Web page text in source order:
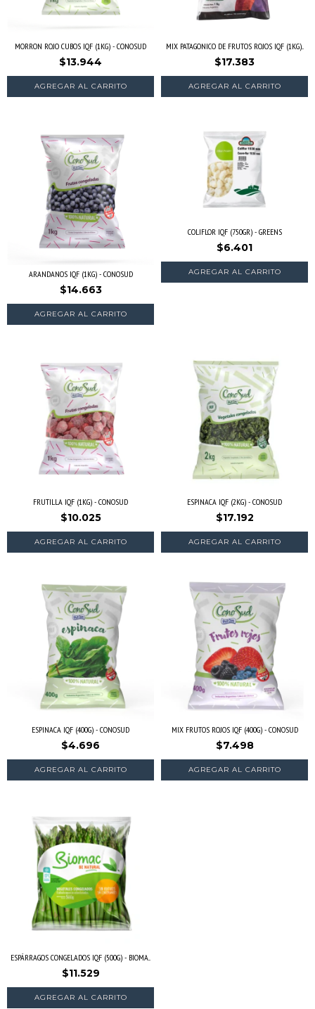
MORRON ROJO CUBOS IQF (1KG) - CONOSUD
$13.944
AGREGAR AL CARRITO
MIX PATAGONICO DE FRUTOS ROJOS IQF (1KG)...
$17.383
ARANDANOS IQF (1KG) - CONOSUD
$14.663
AGREGAR AL CARRITO
COLIFLOR IQF (750GR) - GREENS
$6.401
FRUTILLA IQF (1KG) - CONOSUD
$10.025
ESPINACA IQF (2KG) - CONOSUD
$17.192
AGREGAR AL CARRITO
ESPINACA IQF (400G) - CONOSUD
$4.696
MIX FRUTOS ROJOS IQF (400G) - CONOSUD
$7.498
ESPÁRRAGOS CONGELADOS IQF (500G) - BIOMA...
$11.529